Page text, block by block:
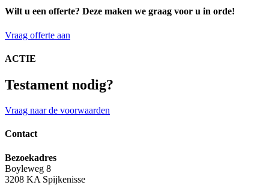
Wilt u een offerte? Deze maken we graag voor u in orde!
Vraag offerte aan
ACTIE
Testament nodig?
Vraag naar de voorwaarden
Contact
Bezoekadres
Boyleweg 8
3208 KA Spijkenisse